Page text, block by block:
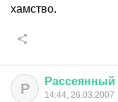
хамство.
Р Рассеянный
14:44, 26.03.2007